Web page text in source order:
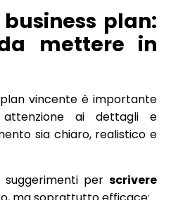
plan:
mettere in
vincente è importante
ai dettagli e
sia chiaro, realistico e
suggerimenti per scrivere